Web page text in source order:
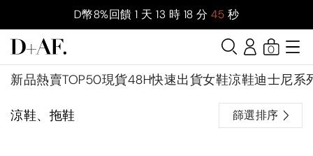
D幣8%回饋 1 天 13 時 18 分 44 秒
新品熱賣TOP50現貨48H快速出貨女鞋涼鞋迪士尼系
0
涼鞋、拖鞋 篩選排序